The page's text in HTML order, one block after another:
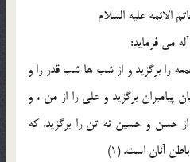
الائمه عليه السلام
مي فرمايد:
را برگزيد و از شب ها شب قدر را و
پيامبران برگزيد و علي را از من ، و
حسن و حسين نه تن را برگزيد. که
آنان است. (1)